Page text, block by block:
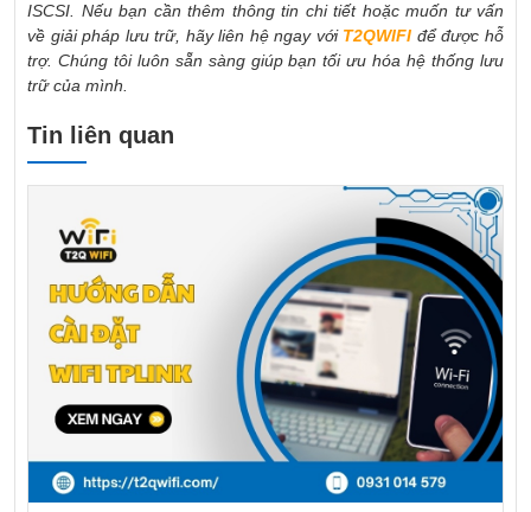
ISCSI. Nếu bạn cần thêm thông tin chi tiết hoặc muốn tư vấn
về giải pháp lưu trữ, hãy liên hệ ngay với T2QWIFI để được hỗ
trợ. Chúng tôi luôn sẵn sàng giúp bạn tối ưu hóa hệ thống lưu
trữ của mình.
Tin liên quan